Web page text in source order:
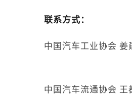
联系方式：
中国汽车工业协会 姜
中国汽车流通协会 王